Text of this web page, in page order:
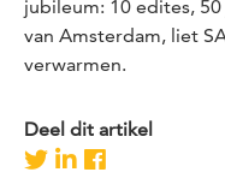
jubileum: 10 edites,
van Amsterdam, liet
verwarmen.
Deel dit artikel